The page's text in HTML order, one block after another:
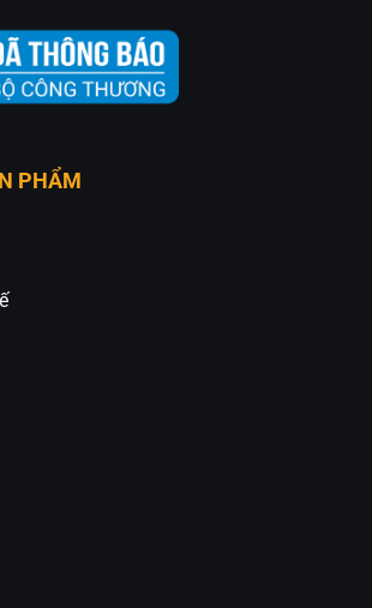
Ánh sáng từ tâm hồn
Đồng, P.11, Q.Bình Thạnh, Tp.Hồ
0813.160.160 (zalo)
PHẨM